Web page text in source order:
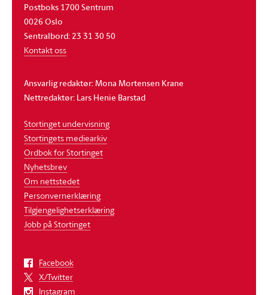
Postboks 1700 Sentrum
0026 Oslo
Sentralbord: 23 31 30 50
Kontakt oss
Ansvarlig redaktør: Mona Mortensen Krane
Nettredaktør: Lars Henie Barstad
Stortinget undervisning
Stortingets mediearkiv
Ordbok for Stortinget
Nyhetsbrev
Om nettstedet
Personvernerklæring
Tilgjengelighetserklæring
Jobb på Stortinget
Facebook
X/Twitter
Instagram